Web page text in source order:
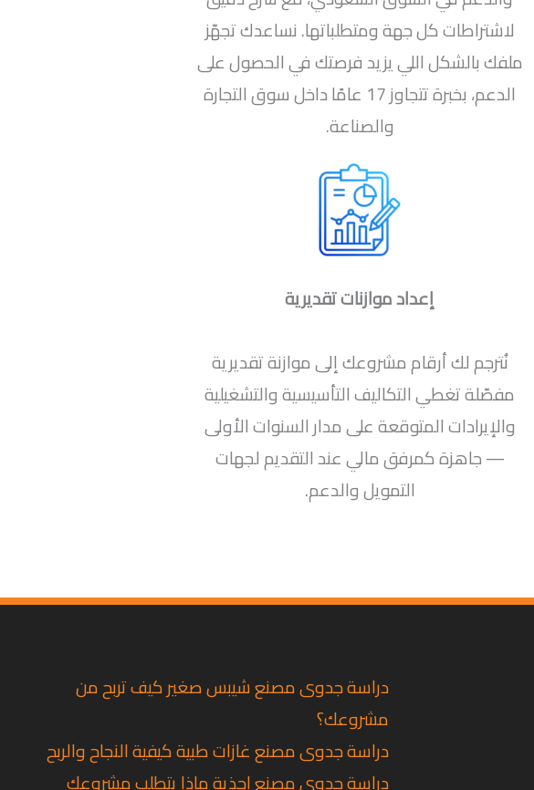
لاشتراطات كل جهة ومتطلباتها. نساعدك تجهّز
ملفك بالشكل اللي يزيد فرصتك في الحصول على
الدعم، بخبرة تتجاوز 17 عامًا داخل سوق التجارة
والصناعة.
إعداد موازنات تقديرية
نُترجم لك أرقام مشروعك إلى موازنة تقديرية
مفصّلة تغطي التكاليف التأسيسية والتشغيلية
والإيرادات المتوقعة على مدار السنوات الأولى
— جاهزة كمرفق مالي عند التقديم لجهات
التمويل والدعم.
دراسة جدوى مصنع شيبس صغير كيف تربح من
مشروعك؟
دراسة جدوى مصنع غازات طبية كيفية النجاح والربح
دراسة جدوى مصنع احذية ماذا يتطلب مشروعك